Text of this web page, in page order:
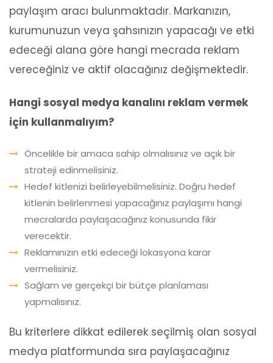
paylaşım aracı bulunmaktadır. Markanızın,
kurumunuzun veya şahsınızın yapacağı ve etki
edeceği alana göre hangi mecrada reklam
vereceğiniz ve aktif olacağınız değişmektedir.
Hangi sosyal medya kanalını reklam vermek
için kullanmalıyım?
Öncelikle bir amaca sahip olmalısınız ve açık bir
strateji edinmelisiniz.
Hedef kitlenizi belirleyebilmelisiniz. Doğru hedef
kitlenin belirlenmesi yapacağınız paylaşımı hangi
mecralarda paylaşacağınız konusunda fikir
verecektir.
Reklamınızın etki edeceği lokasyona karar
vermelisiniz.
Sağlam ve gerçekçi bir bütçe planlaması
yapmalısınız.
Bu kriterlere dikkat edilerek seçilmiş olan sosyal
medya platformunda sıra paylaşacağınız